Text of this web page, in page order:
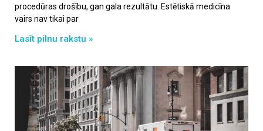
procedūras drošību, gan gala rezultātu. Estētiskā medicīna
vairs nav tikai par
Lasīt pilnu rakstu »